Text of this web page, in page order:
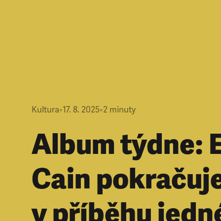
Kultura•17. 8. 2025•2 minuty
Album týdne:
Cain
v příběhu